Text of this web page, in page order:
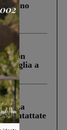
il
la figlia a
La
contattate